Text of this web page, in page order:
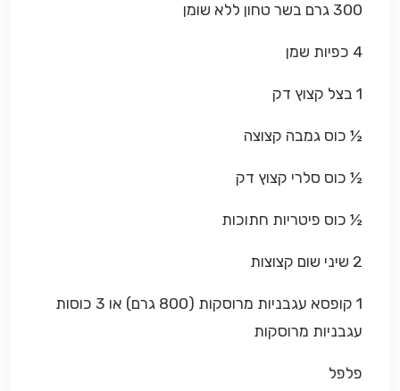
300 גרם בשר טחון ללא שומן
4 כפיות שמן
1 בצל קצוץ דק
½ כוס גמבה קצוצה
½ כוס סלרי קצוץ דק
½ כוס פיטריות חתוכות
2 שיני שום קצוצות
1 קופסא עגבניות מרוסקות (800 גרם) או 3 כוסות
עגבניות מרוסקות
פלפל